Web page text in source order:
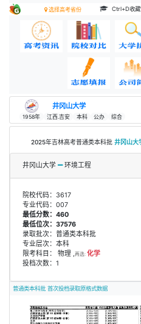
选择高考省份 Ctrl+D收
井冈山大学
1958年 江西.吉安 本科 公办 综合
2025年吉林高考普通类本科批 井冈山大
井冈山大学 环境工程
院校代码：3617
专业代码：007
最低分数：460
最低位次：37576
录取批次：普通类本科批
专业层次：本科
限考科目： 物理 ,再选: 化学
投档次数：1
普通类本科批 首次投档录取原格式数据